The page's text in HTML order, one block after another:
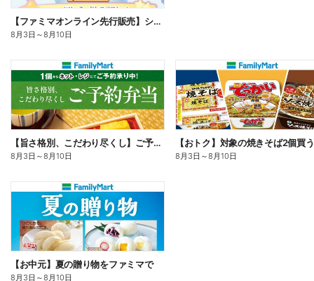
【ファミマオンライン先行販売】シルバニアファミリー
8月3日 ～8月10日
【旨さ格別、こだわり尽くし】ご予約弁当
8月3日 ～8月10日 8月3日 ～8月10日
【お中元】夏の贈り物をファミマで
8月3日 ～8月10日